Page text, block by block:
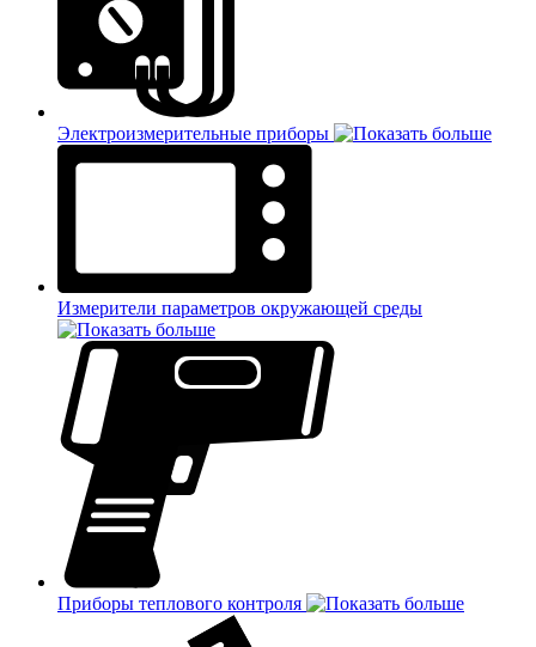
Электроизмерительные приборы
Измерители параметров окружающей среды
Приборы теплового контроля